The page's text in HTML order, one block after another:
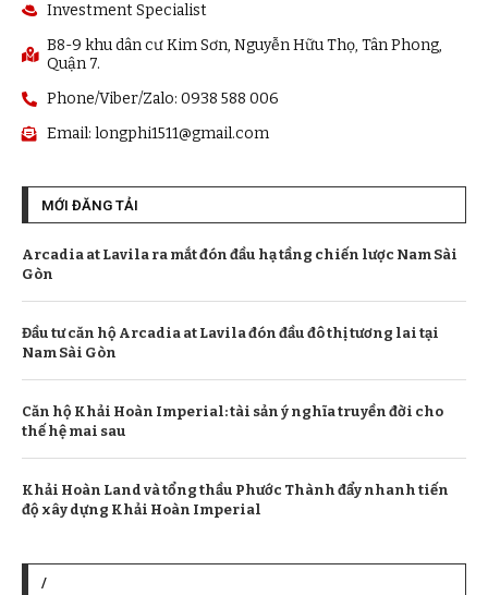
Investment Specialist
B8-9 khu dân cư Kim Sơn, Nguyễn Hữu Thọ, Tân Phong,
Quận 7.
Phone/Viber/Zalo: 0938 588 006
Email: longphi1511@gmail.com
MỚI ĐĂNG TẢI
Arcadia at Lavila ra mắt đón đầu hạ tầng chiến lược Nam Sài
Gòn
Đầu tư căn hộ Arcadia at Lavila đón đầu đô thị tương lai tại
Nam Sài Gòn
Căn hộ Khải Hoàn Imperial: tài sản ý nghĩa truyền đời cho
thế hệ mai sau
Khải Hoàn Land và tổng thầu Phước Thành đẩy nhanh tiến
độ xây dựng Khải Hoàn Imperial
/